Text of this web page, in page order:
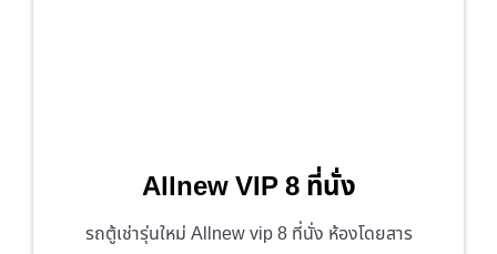
Allnew VIP 8 ที่นั่ง
รถตู้เช่ารุ่นใหม่ Allnew vip 8 ที่นั่ง ห้องโดยสาร